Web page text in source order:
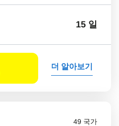
15 일
더 알아보기
49 국가